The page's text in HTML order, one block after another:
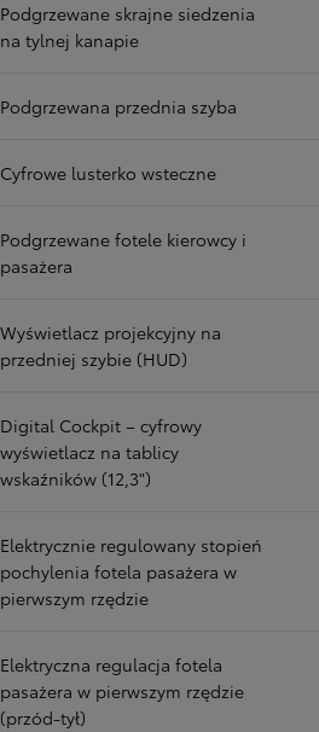
Podgrzewane skrajne siedzenia
na tylnej kanapie
Podgrzewana przednia szyba
Cyfrowe lusterko wsteczne
Podgrzewane fotele kierowcy i
pasażera
Wyświetlacz projekcyjny na
przedniej szybie (HUD)
Digital Cockpit – cyfrowy
wyświetlacz na tablicy
wskaźników (12,3")
Elektrycznie regulowany stopień
pochylenia fotela pasażera w
pierwszym rzędzie
Elektryczna regulacja fotela
pasażera w pierwszym rzędzie
(przód-tył)